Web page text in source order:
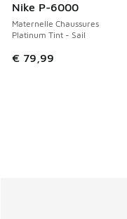
Nike P-6000
Maternelle Chaussures
Platinum Tint - Sail
€ 79,99